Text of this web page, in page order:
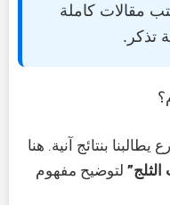
مقالات كاملة
تذكر.
بنتائج آنية. هنا
لتوضيح مفهوم